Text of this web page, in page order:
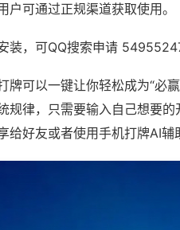
户可通过正规渠道获取使用。
装，可QQ搜索申请
牌可以一键让你轻松成为“必
规律，只需要输入自己想要
给好友或者使用手机打牌AI辅